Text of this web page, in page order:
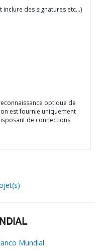
des signatures etc…)
optique de
est fournie uniquement
de connections
Mundial